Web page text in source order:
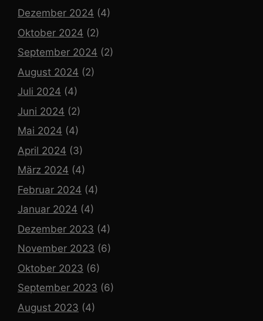
Dezember 2024 (4)
Oktober 2024 (2)
September 2024 (2)
August 2024 (2)
Juli 2024 (4)
Juni 2024 (2)
Mai 2024 (4)
April 2024 (3)
März 2024 (4)
Februar 2024 (4)
Januar 2024 (4)
Dezember 2023 (4)
November 2023 (6)
Oktober 2023 (6)
September 2023 (6)
August 2023 (4)